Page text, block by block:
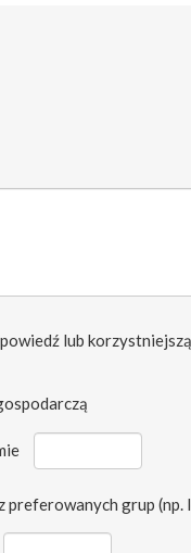
lub
preferowanych grup